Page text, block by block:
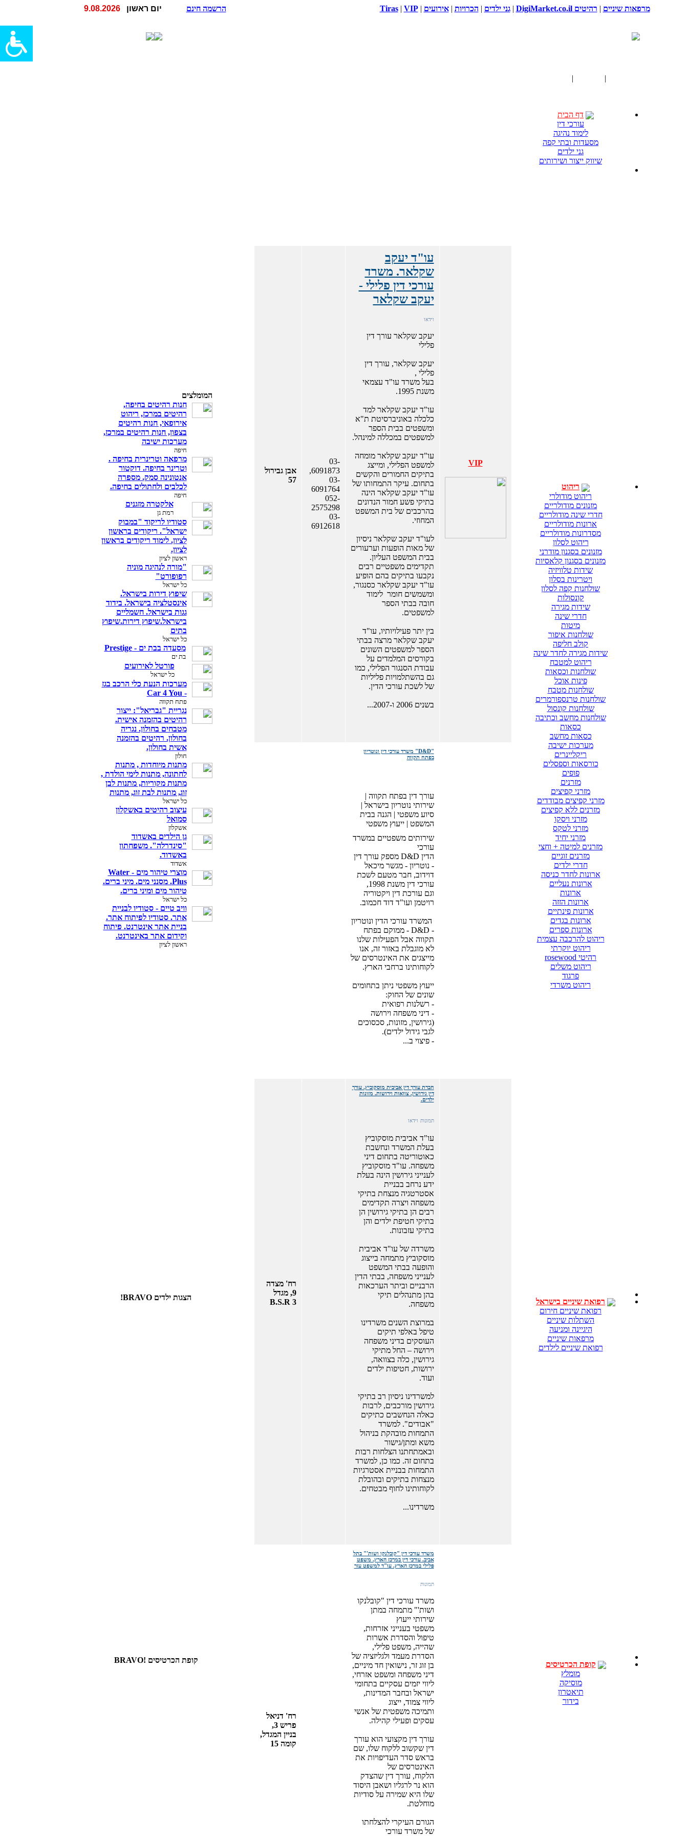
מרפאות שיניים | רהיטים DigiMarket.co.il |גני ילדים | הכרויות |אירועים |
Tiras| VIP הרשמה חינם יום ראשון 9.08.2026
|
|
דף הבית
עורכי דין
לימוד נהיגה
מסעדות ובתי קפה
גני ילדים
שיווק ייצור ושירותים
ריהוט
ריהוט מודולרי
מזנונים מודולריים
חדרי שינה מודולריים
ארונות מודולריים
מסדרונות מודולריים
ריהוט לסלון
מזנונים בסגנון מודרני
מזנונים בסגנון קלאסיות
שידות טלוויזיה
ויטרינות בסלון
שולחנות קפה לסלון
קונסולות
שידות מגירה
חדרי שינה
מיטות
שולחנות איפור
קולב חליפה
שידות מגירה לחדר שינה
ריהוט למטבח
שולחנות וכסאות
פינות אוכל
שולחנות מטבח
שולחנות טרנספורמרים
שולחנות קונסול
שולחנות מחשב וכתיבה
כסאות
כסאות מחשב
מערכות ישיבה
ריקליינרים
כורסאות וספסלים
פופים
מזרנים
מזרני קפיצים
מזרני קפיצים מבודדים
מזרנים ללא קפיצים
מזרני ויסקו
מזרני לטקס
מזרני יחיד
מזרנים למיטה + וחצי
מזרנים זוגיים
חדרי ילדים
ארונות לחדר כניסה
ארונות נעליים
ארונות
ארונות הזזה
ארונות פינתיים
ארונות בגדים
ארונות ספרים
ריהוט להרכבה עצמית
ריהוט יוקרתי
רהיטי rosewood
ריהוט משלים
פרגוד
ריהוט משרדי
רפואת שיניים בישראל
רפואת שיניים חירום
השתלות שיניים
היגיינה ומניעה
מרפאות שיניים
רפואת שיניים לילדים
קופת הכרטיסים
מומלץ
מוסיקה
תיאטרון
בידור
VIP
עו"ד יעקב
שקלאר. משרד
עורכי דין פלילי -
יעקב שקלאר
וידאו
יעקב שקלאר עורך דין
פלילי
יעקב שקלאר, עורך דין
פלילי ,
בעל משרד עו"ד עצמאי
משנת 1995.
עו"ד יעקב שקלאר למד
כלכלה באוניברסיטת ת"א
ומשפטים בבית הספר
למשפטים במכללה למינהל.
עו"ד יעקב שקלאר מומחה
למשפט הפלילי, ומייצג
בתיקים החמורים והקשים
בתחום. עיקר התמחותו של
עו"ד יעקב שקלאר הינה
בתיקי פשע חמור הנדונים
בהרכבים של בית המשפט
המחוזי.
לעו"ד יעקב שקלאר ניסיון
של מאות הופעות וערעורים
בבית המשפט העליון.
תקדימים משפטיים רבים
נקבעו בתיקים בהם הופיע
עו"ד יעקב שקלאר כסנגור,
ומשמשים חומר לימוד
חובה בבתי הספר
למשפטים.
בין יתר פעילויותיו, עו"ד
יעקב שקלאר מרצה בבתי
הספר למשפטים השונים
בקורסים המלמדים על
עבודת הסנגור הפלילי, כמו
גם בהשתלמויות פליליות
של לשכת עורכי הדין.
בשנים 2006 ו-2007...
03-
6091873,
03-
6091764
052-
2575298
03-
6912618
אבן גבירול
57
"D&D" משרד עורכי דין ונוטריון
בפתח תקווה
עורך דין בפתח תקווה |
שירותי נוטריון בישראל |
סיוע משפטי | הגנה בבית
המשפט | ייעוץ משפטי
שירותים משפטיים במשרד
עורכי
הדין D&D מספק עורך דין
- נוטריון - מגשר מיכאל
דוידוב, חבר מטעם לשכת
עורכי דין משנת 1998,
וגם עורכת דין ויקטוריה
רויטמן ועו"ד דוד חכמוב.
המשרד עורכי הדין ונוטריון
- D&D - ממוקם בפתח
תקווה אבל הפעילות שלנו
לא מוגבלת באזור זה, אנו
מייצגים את האינטרסים של
לקוחותינו ברחבי הארץ.
ייעוץ משפטי ניתן בתחומים
שונים של החוק:
- רשלנות רפואית
- דיני משפחה וירושה
(גירושין, מזונות, סכסוכים
לגבי גידול ילדים).
- פיצוי ב...
חברת עורך דין אביבית מוסקוביץ. עורך
דין גירושין. צוואות וירושות. מזונות
ילדים.
תמונות וידאו
עו"ד אביבית מוסקוביץ
בעלת המשרד ונחשבת
כאוטוריטה בתחום דיני
משפחה. עו"ד מוסקוביץ
לענייני גירושין הינה בעלת
ידע נרחב בבניית
אסטרטגיה מנצחת בתיקי
משפחה ויצרה תקדימים
רבים הן בתיקי גירושין הן
בתיקי חטיפת ילדים והן
בתיקי עזבונות.
משרדה של עו"ד אביבית
מוסקוביץ מתמחה בייצוג
והופעה בבתי המשפט
לענייני משפחה, בבתי הדין
הרבניים וביתר הערכאות
בהן מתנהלים תיקי
משפחה.
במרוצת השנים משרדינו
טיפל באלפי תיקים
העוסקים בדיני משפחה
וירושה – החל מתיקי
גירושין, כלה בצוואה,
ירושות, חטיפות ילדים
ועוד.
למשרדינו ניסיון רב בתיקי
גירושין מורכבים, לרבות
כאלה הנחשבים כתיקים
"אבודים". למשרד
התמחות מובהקת בניהול
משא ומתן/גישור
ובאמתחתנו הצלחות רבות
בתחום זה. כמו כן, למשרד
התמחות בבניית אסטרגיות
מנצחות בתיקים ובהובלת
לקוחותינו לחוף מבטחים.
משרדינו...
רח' מצדה
9, מגדל
B.S.R 3
משרד עורכי דין "קובלנקו ושות'" בתל
אביב. עורכי דין במרכז הארץ. משפט
פלילי במרכז הארץ. עו"ד למשפט עזר
תמונות
משרד עורכי דין "קובלנקו
ושות'" מתמחה במתן
שירותי ייעוץ
משפטי בענייני אזרחות,
טיפול והסדרת אשרות
שהייה, משפט פלילי,
הסדרת מעמד ולגליזציה של
בן זוג זר, נישואין חד מיניים,
דיני משפחה ומשפט אזרחי,
ליווי יזמים עסקיים בתחומי
ישראל ובחבר המדינות,
ליווי צמוד, ייצוג
ותמיכה משפטית של אנשי
עסקים ופעילי קהילה.
עורך דין מקצועי הוא עורך
דין שקשוב ללקוח שלו, שם
בראש סדר העדיפויות את
האינטרסים של
הלקוח, עורך דין שהצדק
הוא נר לרגליו ושאבן היסוד
שלו היא שמירה על סודיות
מוחלטת.
הגורם העיקרי להצלחתו
של משרד עורכי
רח' דניאל
פריש 3,
בניין המגדל,
קומה 15
המומלצים
חנות רהיטים בחיפה,
רהיטים במרכז, ריהוט
אירופאי, חנות רהיטים
בצפון, חנות רהיטים במרכז,
מערכות ישיבה
חיפה
מרפאה וטרינרית בחיפה .
וטרינר בחיפה. דוקטור
אנטונינה סמק. מספרה
לכלבים ולחתולים בחיפה.
חיפה
אלקטרה מזגנים
רמת גן
סטודיו לריקוד "במבוק
ישראל". ריקודים בראשון
לציון. לימוד ריקודים בראשון
לציון.
ראשון לציון
"מורה לנהיגה מוניה
רפופורט"
כל ישראל
שיפוץ דירות בישראל.
אינסטלציה בישראל. בידוד
גגות בישראל. חשמליים
בישראל.שיפוץ דירות.שיפוץ
בתים
כל ישראל
מסעדה בבת ים - Prestige
בת ים
פורטל לאירועים
כל ישראל
מערכות הנעת כלי הרכב בגז
- Car 4 You
פתח תקווה
נגריית "גבריאל": ייצור
רהיטים בהזמנה אישית.
מטבחים בחולון. נגריה
בחולון. רהיטים בהזמנה
אשית בחולון.
חולון
מתנות מיוחדות , מתנות
לחתונה, מתנות לימי הולדת ,
מתנות מקוריות, מתנות לבן
זוג, מתנות לבת זוג, מתנות
כל ישראל
עיצוב רהיטים באשקלון
סמואל
אשקלון
גן הילדים באשדוד
"סינדרלה". משפחתון
באשדוד.
אשדוד
מוצרי טיהור מים - Water
Plus. מסנני מים. מיני ברים.
טיהור מים ומיני ברים.
כל ישראל
וויב טיים - סטודיו לבניית
אתר. סטודיו לפיתוח אתר.
בניית אתר אינטרנט. פיתוח
וקידום אתר באינטרנט.
ראשון לציון
הצגות ילדים BRAVO!
קופת הכרטיסים !BRAVO